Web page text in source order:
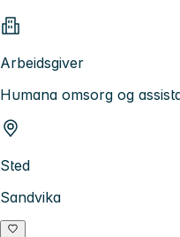
Arbeidsgiver
Humana omsorg og
Sted
Sandvika